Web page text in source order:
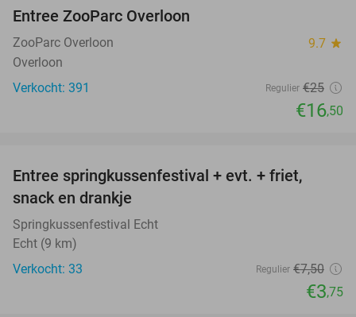
TODAY
Entree ZooParc Overloon
ZooParc Overloon 9.7 star
Overloon
Verkocht: 391
Regulier €25
€16,50
TODAY
Entree springkussenfestival + evt. + friet,
snack en drankje
Springkussenfestival Echt
Echt (9 km)
Verkocht: 33
Regulier €7,50
€3,75